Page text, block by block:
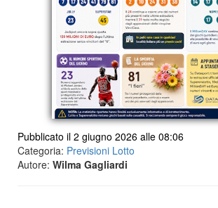
Pubblicato il 2 giugno 2026 alle 08:06
Categoria: Previsioni Lotto
Autore: Wilma Gagliardi